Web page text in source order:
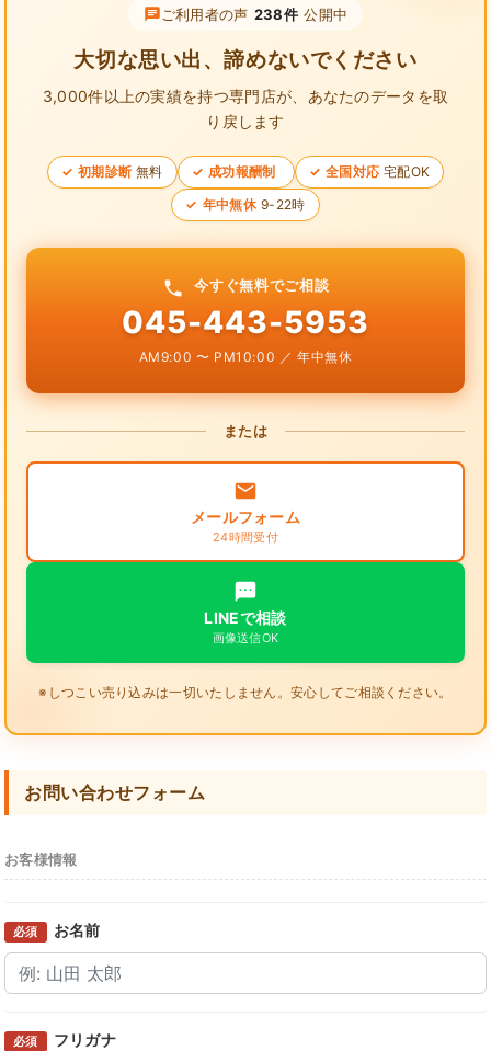
ご利用者の声 238件 公開中
大切な思い出、諦めないでください
3,000件以上の実績を持つ専門店が、 あなたのデータを取
り戻します
初期診断 無料 成功報酬制 全国対応 宅配OK
年中無休 9-22時
今すぐ無料でご相談
045-443-5953
AM9:00 〜 PM10:00 ／ 年中無休
または
メールフォーム
24時間受付
LINEで相談
画像送信OK
※しつこい売り込みは一切いたしません。安心してご相談ください。
お問い合わせフォーム
お客様情報
必須 お名前
必須 フリガナ